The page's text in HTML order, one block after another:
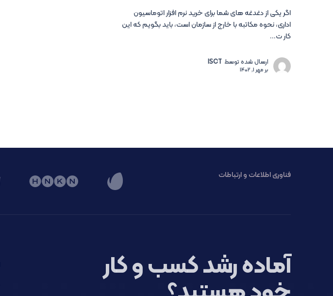
اگر یکی از دغدغه های شما برای خرید نرم افزار اتوماسیون
اداری، نحوه مکاتبه با خارج از سازمان است، باید بگویم که این
کار ت...
ارسال شده توسط ISCT
برمهر 1, 1402
فناوری اطلاعات و ارتباطات
آماده رشد کسب و کار